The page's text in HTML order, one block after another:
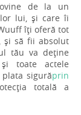
de la un
lui, și care îi
îți oferă tot
și să fii absolut
tău va deține
toate actele
sigurăprin
totală a